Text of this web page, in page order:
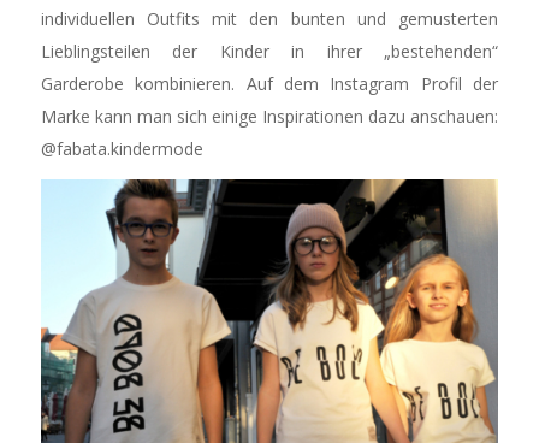
individuellen Outfits mit den bunten und gemusterten
Lieblingsteilen der Kinder in ihrer „bestehenden“
Garderobe kombinieren. Auf dem Instagram Profil der
Marke kann man sich einige Inspirationen dazu anschauen:
@fabata.kindermode